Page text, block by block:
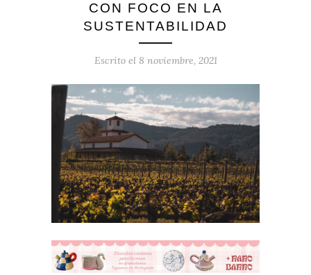
CON FOCO EN LA
SUSTENTABILIDAD
Escrito el 8 noviembre, 2021